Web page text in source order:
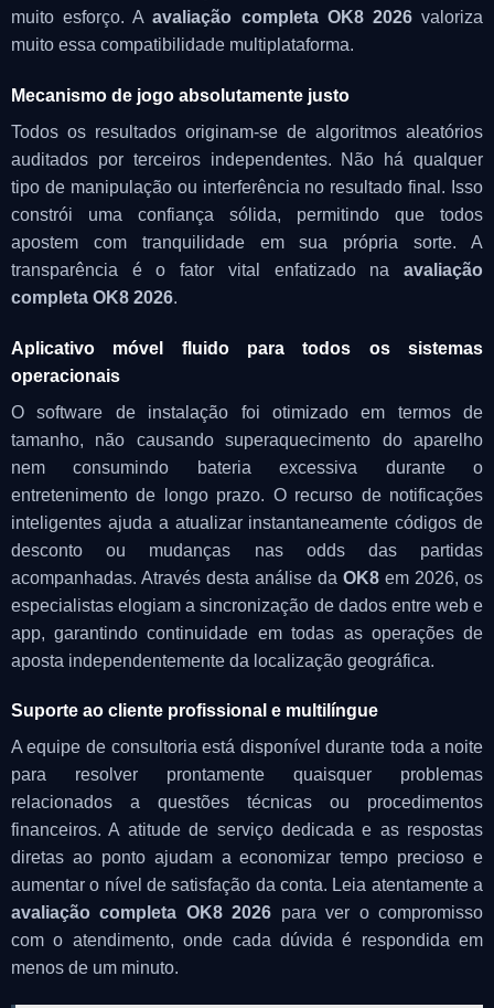
muito esforço. Aavaliação completa OK8 2026 valoriza
muito essa compatibilidade multiplataforma.
Mecanismo de jogo absolutamente justo
Todos os resultados originam-se de algoritmos aleatórios
auditados por terceiros independentes. Não há qualquer
tipo de manipulação ou interferência no resultado final. Isso
constrói uma confiança sólida, permitindo que todos
apostem com tranquilidade em sua própria sorte. A
transparência é o fator vital enfatizado naavaliação
completa OK8 2026.
Aplicativo móvel fluido para todos os sistemas
operacionais
O software de instalação foi otimizado em termos de
tamanho, não causando superaquecimento do aparelho
nem consumindo bateria excessiva durante o
entretenimento de longo prazo. O recurso de notificações
inteligentes ajuda a atualizar instantaneamente códigos de
desconto ou mudanças nas odds das partidas
acompanhadas. Através desta análise daOK8 em 2026, os
especialistas elogiam a sincronização de dados entre web e
app, garantindo continuidade em todas as operações de
aposta independentemente da localização geográfica.
Suporte ao cliente profissional e multilíngue
A equipe de consultoria está disponível durante toda a noite
para resolver prontamente quaisquer problemas
relacionados a questões técnicas ou procedimentos
financeiros. A atitude de serviço dedicada e as respostas
diretas ao ponto ajudam a economizar tempo precioso e
aumentar o nível de satisfação da conta. Leia atentamente a
avaliação completa OK8 2026 para ver o compromisso
com o atendimento, onde cada dúvida é respondida em
menos de um minuto.